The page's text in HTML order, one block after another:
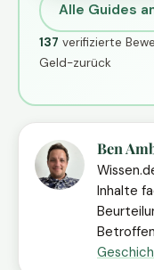
Alle Guides
137 verifizierte
Geld-zurück
Ben
Inhalte